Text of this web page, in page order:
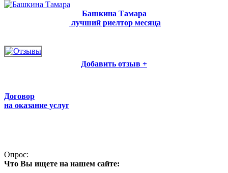
Башкина Тамара
лучший риелтор месяца
Добавить отзыв +
Договор
на оказание услуг
Опрос:
Что Вы ищете на нашем сайте: